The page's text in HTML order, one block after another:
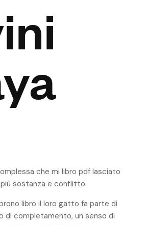
che mi libro pdf lasciato
sostanza e conflitto.
libro il loro gatto fa parte di
di completamento, un senso di